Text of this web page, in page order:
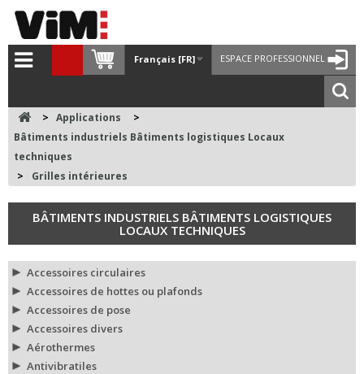
ESPACE PROFESSIONNEL
Français [FR]
> Applications
>
Bâtiments industriels Bâtiments logistiques Locaux
techniques
>
Grilles intérieures
BÂTIMENTS INDUSTRIELS BÂTIMENTS LOGISTIQUES
LOCAUX TECHNIQUES
Accessoires circulaires
Accessoires de hottes ou plafonds
Accessoires de pose
Accessoires divers
Aérothermes
Antivibratiles